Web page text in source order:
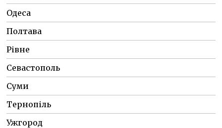
Одеса
Полтава
Рівне
Севастополь
Суми
Тернопіль
Ужгород